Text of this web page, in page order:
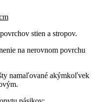
stien a stropov.
na nerovnom povrchu
namaľované akýmkoľvek